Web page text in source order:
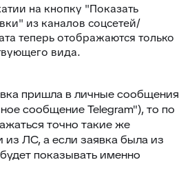
на кнопку "Показать
из каналов соцсетей/
теперь отображаются только
вида.
пришла в личные сообщения
сообщение Telegram"), то по
точно такие же
ЛС, а если заявка была из
показывать именно